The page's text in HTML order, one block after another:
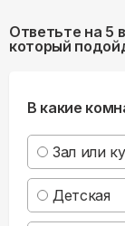
Ответьте на 5
который
В какие
Зал или
Детская